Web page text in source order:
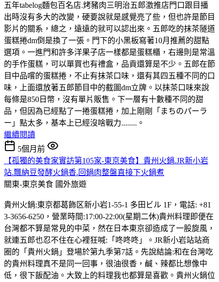
五年tabelog麵包百名店.烤豬肉三明治五郎激推店門口跟目播
出時沒有多大的改變，硬要說就是感覺亮了些，但也許是節目
影片的關系，總之，遠遠的就可以認出來。五郎吃的抹茶隧道
蛋糕捲dm倒是換了一張。門下的小黑板寫著10月推薦的甜點
選項。一進門和許多洋果子店一樣都是蛋糕櫃，右邊則是常溫
的手作蛋糕，可以單買也有禮盒，品貢還算是不少。五郎在節
目中品嚐的蛋糕捲，不止有抹茶口味，還有其四五種不同的口
味，上面還放著五郎節目中的截圖dm立牌。以抹茶口味來說
每條是850日幣，沒有單片販售。下一層有十數種不同的甜
品，但因為已經點了一捲蛋糕捲，加上剛剛「まちのパーラ
ー」點太多，基本上已經沒啥戰力........。
繼續閱讀
5個月前
【孤獨的美食家實訪第105家-東京美食】貴州火鍋.JR新小岩
站.飄納豆發酵火鍋香.回鍋肉整盤直接下火鍋煮
關東-東京美食 國外旅遊
貴州火鍋:東京都葛飾区新小岩1-55-1 多田ビル 1F，電話: +81
3-3656-6250，營業時間:17:00-22:00(星期二休)貴州料理即便在
台灣都不算是常見的中菜，然在日本東京卻造成了一股旋風，
就連五郎也忍不住在心裡狂喊:「咚咚咚」。JR新小岩站站商
圈的「貴州火鍋」登場於第九季第7話。先說結論:和在台灣吃
的貴州料理真不是同一回事，很油很香，鹹、辣都比想像中
低，很下飯配油。大致上的料理我也都算是喜歡。貴州火鍋位